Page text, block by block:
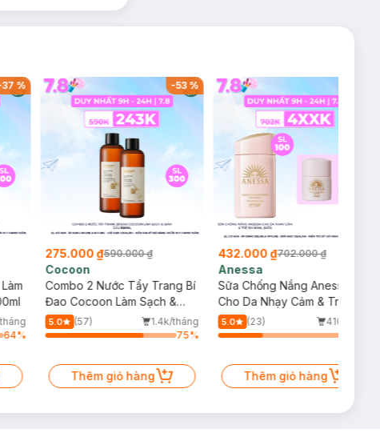
37 %
64%
-53%
275.000 ₫590.000 ₫
Cocoon
Combo 2 Nước Tẩy Trang Bí
Đao Cocoon Làm Sạch &
Giảm Dầu 500ml
5.0 (57)
1.4k/tháng
75%
Thêm giỏ hàng
432.000 ₫702.000 ₫
Anessa
Sữa Chống Nắng Anessa
Cho Da Nhạy Cảm & Trẻ Em
60ml (Mới)
5.0 (23)
410/tháng
Thêm giỏ hàng